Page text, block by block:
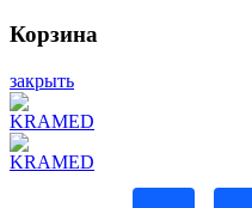
Корзина
закрыть